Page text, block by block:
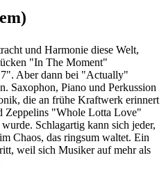
und Harmonie diese Welt,
"In The Moment"
Aber dann bei "Actually"
Saxophon, Piano und Perkussion
die an frühe Kraftwerk erinnert
Zeppelins "Whole Lotta Love"
Schlagartig kann sich jeder,
Chaos, das ringsum waltet. Ein
weil sich Musiker auf mehr als